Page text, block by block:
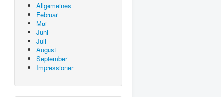
Allgemeines
Februar
Mai
Juni
Juli
August
September
Impressionen